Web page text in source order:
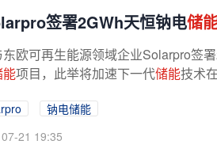
签署2GWh天恒钠电储
欧可再生能源领域企业Solarpro签
能项目，此举将加速下一代储能技术
钠电储能
07-21 19:35